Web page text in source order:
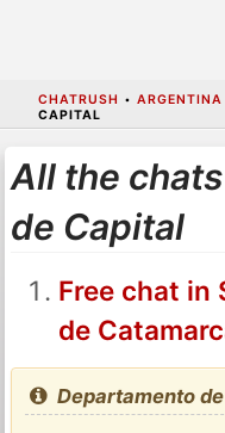
CHATRUSH • ARGENTINA
CAPITAL
All the
de Capital
Free chat in
de
Departamento